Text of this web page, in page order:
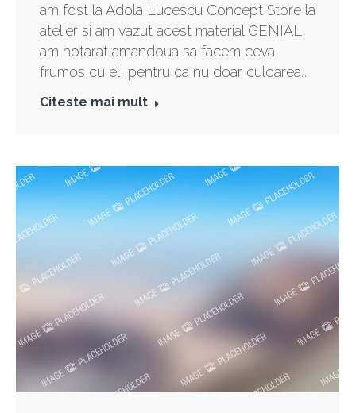
am fost la Adola Lucescu Concept Store la
atelier si am vazut acest material GENIAL,
am hotarat amandoua sa facem ceva
frumos cu el, pentru ca nu doar culoarea…
Citeste mai mult